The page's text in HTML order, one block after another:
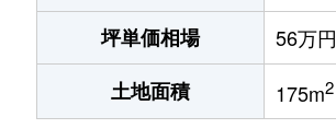
坪単価相場
56万円
土地面積
175m2